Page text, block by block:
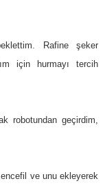
Rafine şeker
için hurmayı tercih
robotundan geçirdim,
ve unu ekleyerek